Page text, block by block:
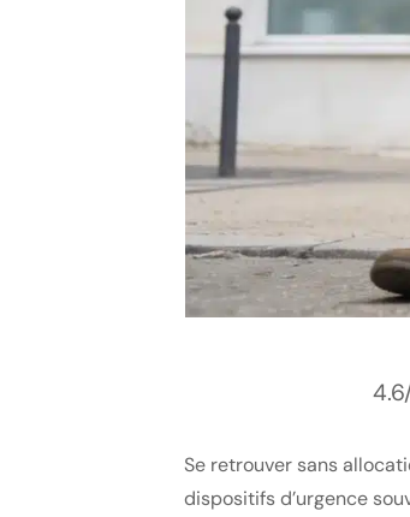
Se retrouver sans
dispositifs d’urgence